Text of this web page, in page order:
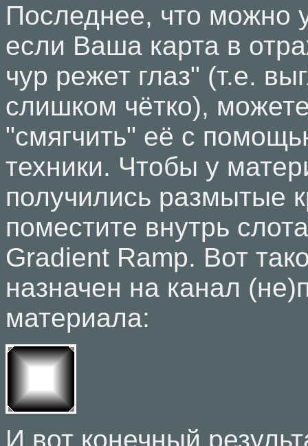
Последнее, что можно
если Ваша карта в
чур режет глаз" (т.е.
слишком чётко),
"смягчить" её с
техники. Чтобы у
получились размытые
поместите внутрь
Gradient Ramp. Вот
назначен на канал
материала:
И вот конечный